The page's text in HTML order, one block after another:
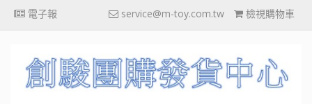
電子報 service@m-toy.com.tw 檢視購物車